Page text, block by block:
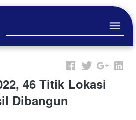
46 Titik Lokasi
Dibangun